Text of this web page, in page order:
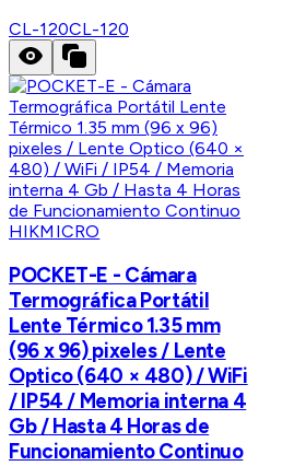
CL-120CL-120
HIKMICRO
POCKET-E - Cámara
Termográfica Portátil
Lente Térmico 1.35 mm
(96 x 96) pixeles / Lente
Optico (640 × 480) / WiFi
/ IP54 / Memoria interna 4
Gb / Hasta 4 Horas de
Funcionamiento Continuo